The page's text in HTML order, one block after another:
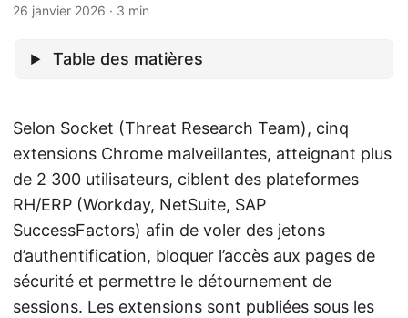
26 janvier 2026 · 3 min
Table des matières
Selon Socket (Threat Research Team), cinq
extensions Chrome malveillantes, atteignant plus
de 2 300 utilisateurs, ciblent des plateformes
RH/ERP (Workday, NetSuite, SAP
SuccessFactors) afin de voler des jetons
d’authentification, bloquer l’accès aux pages de
sécurité et permettre le détournement de
sessions. Les extensions sont publiées sous les